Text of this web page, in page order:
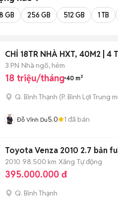
GB 256 GB 512 GB 1 TB
CHỈ 18TR NHÀ HXT,
3 PN Nhà ngõ, hẻm
18 triệu/tháng 40 m²
Q. Bình Thạnh (P. Bình Lợi Trung
Đỗ Vĩnh Du5.0 1 đã bán
Toyota Venza 2010 2.7 bản
2010 98.500 km Xăng Tự động
395.000.000 đ
Q. Bình Thạnh